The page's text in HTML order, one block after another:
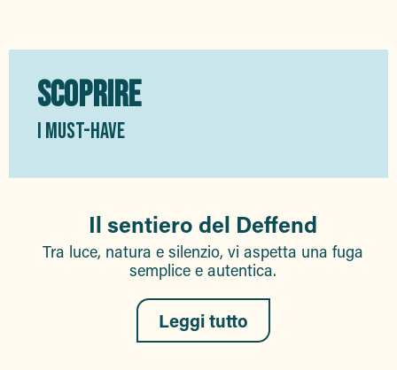
SCOPRIRE
I MUST-HAVE
Il sentiero del Deffend
Tra luce, natura e silenzio, vi aspetta una fuga
semplice e autentica.
Leggi tutto